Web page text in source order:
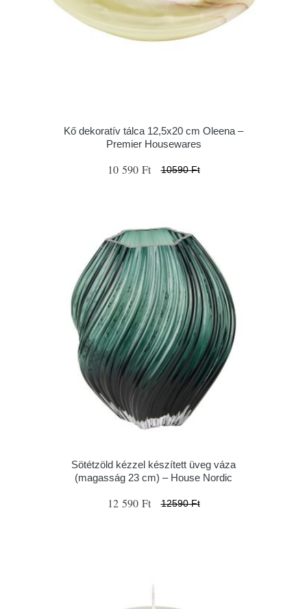
Kő dekoratív tálca 12,5x20 cm Oleena –
Premier Housewares
10 590 Ft 10590 Ft
Sötétzöld kézzel készített üveg váza
(magasság 23 cm) – House Nordic
12 590 Ft 12590 Ft